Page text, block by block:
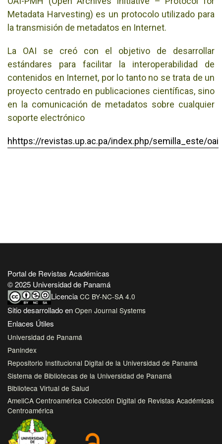
Metadata Harvesting) es un protocolo utilizado para
la transmisión de metadatos en Internet.
La OAI se creó con el objetivo de desarrollar
estándares para facilitar la interoperabilidad de
contenidos en Internet, por lo tanto no se trata de un
proyecto centrado en publicaciones científicas, sino
en la comunicación de metadatos sobre cualquier
soporte electrónico
hhttps://revistas.up.ac.pa/index.php/semilla_este/oai
Portal de Revistas Académicas
© 2025 Universidad de Panamá
Licencia CC BY-NC-SA 4.0
Sitio desarrollado en Open Journal Systems
Enlaces Útiles
Universidad de Panamá
Panindex
Repositorio Institucional Digital de la Universidad de Panamá
Sistema de Bibliotecas de la Universidad de Panamá
Biblioteca Virtual de Salud
AmeliCA Centroamérica Colección Digital de Revistas Académicas
Centroamérica